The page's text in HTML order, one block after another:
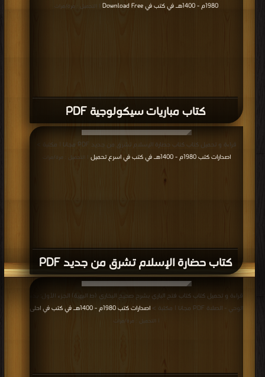
كتاب مباريات سيكولوجية PDF
1980م - 1400هـ في كتب في Download Free
| التحميل : مرة/مرات
كتاب حضارة الإسلام تشرق من جديد PDF
قراءة و تحميل كتاب كتاب حضارة الإسلام تشرق من جديد PDF مجانا | مكتبة >
اصدارات كتب 1980م - 1400هـ في كتب في اسرع تحميل
| التحميل : مرة/مرات
قراءة و تحميل كتاب كتاب فتح الباري بشرح صحيح البخاري (ط البهية) الجزء الأول: بدء
الوحي - الصلاة PDF مجانا | مكتبة >
اصدارات كتب 1980م - 1400هـ في كتب في احلى
| التحميل : مرة/مرات